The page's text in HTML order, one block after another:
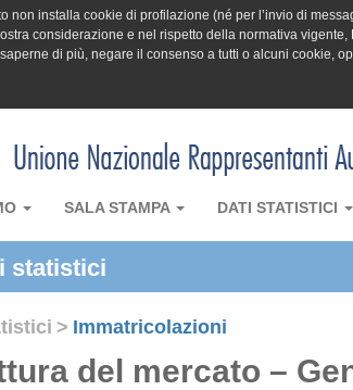
non installa cookie di profilazione (né per l’invio di
considerazione e nel rispetto della normativa
di più, negare il consenso a tutti o alcuni cookie,
SALA STAMPA DATI STATISTICI
statistici
> Immatricolazioni
del mercato –